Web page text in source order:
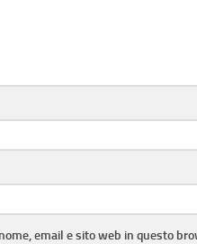
email e sito web in questo